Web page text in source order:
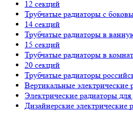
12 секций
Трубчатые радиаторы с
14 секций
Трубчатые радиаторы в
15 секций
Трубчатые радиаторы в
20 секций
Трубчатые радиаторы
Вертикальные электрические
Электрические радиаторы для
Дизайнерские электрические